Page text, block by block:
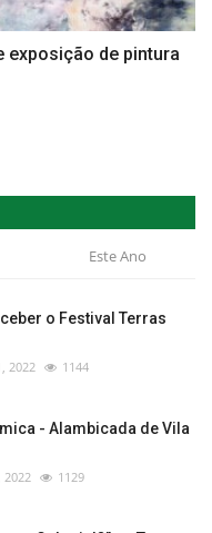
exposição de pintura
Este Ano
o Festival Terras
2022 1144
- Alambicada de Vila
2022 1129